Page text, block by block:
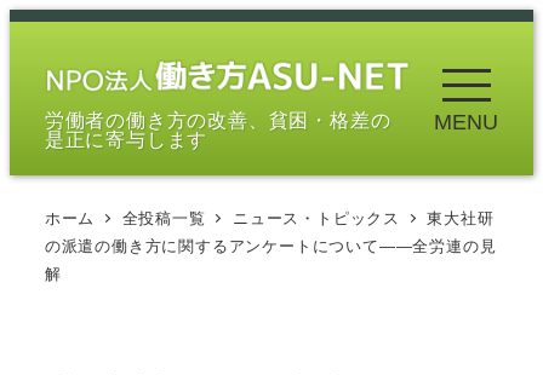
メ
労働者の働き方の改善、貧困・格差の
是正に寄与します
MENU
ホーム 全投稿一覧 ニュース・トピックス
東大社研
の派遣の働き方に関するアンケートについて――全労連の見
解